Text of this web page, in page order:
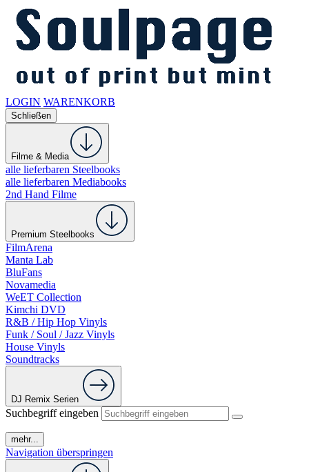
LOGIN WARENKORB
Schließen
Filme & Media
alle lieferbaren Steelbooks
alle lieferbaren Mediabooks
2nd Hand Filme
Premium Steelbooks
FilmArena
Manta Lab
BluFans
Novamedia
WeET Collection
Kimchi DVD
R&B / Hip Hop Vinyls
Funk / Soul / Jazz Vinyls
House Vinyls
Soundtracks
DJ Remix Serien
Suchbegriff eingeben
mehr...
Navigation überspringen